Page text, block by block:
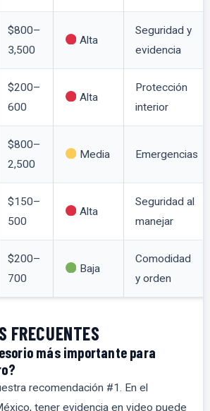
$800–
3,500
Alta
Seguridad y
evidencia
$200–
600
Alta
Protección
interior
$800–
2,500
Media Emergencias
$150–
500
Alta
Seguridad al
manejar
$200–
700
Baja
Comodidad
y orden
FRECUENTES
más importante para
recomendación #1. En el
tener evidencia en video puede